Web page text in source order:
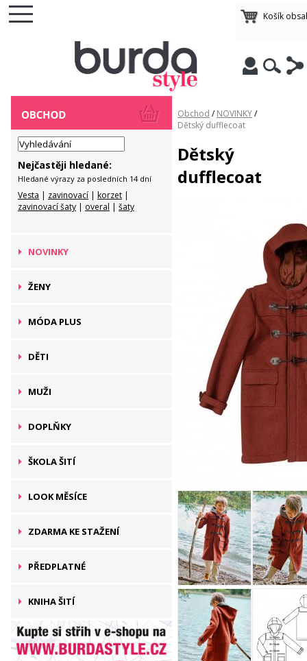
Košík
Nejčastěji hledané:
Hledané výrazy za posledních 14 dní
Vesta | zavinovací | korzet |
zavinovací šaty | overal | šaty
NOVINKY
ŽENY
MÓDA PLUS
DĚTI
MUŽI
DOPLŇKY
ŠKOLA ŠITÍ
LOOK MĚSÍCE
ZDARMA KE STAŽENÍ
PŘEDPLATNÉ
KNIHA ŠITÍ
Obchod / NOVINKY/
Dětský dufflecoat
Dětský
dufflecoat